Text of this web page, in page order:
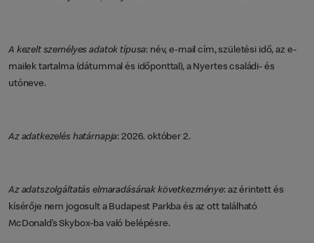
A kezelt személyes adatok típusa: név, e-mail cím, születési idő, az e-
mailek tartalma (dátummal és időponttal), a Nyertes családi- és
utóneve.
Az adatkezelés határnapja: 2026. október 2.
Az adatszolgáltatás elmaradásának következménye: az érintett és
kísérője nem jogosult a Budapest Parkba és az ott található
McDonald’s Skybox-ba való belépésre.